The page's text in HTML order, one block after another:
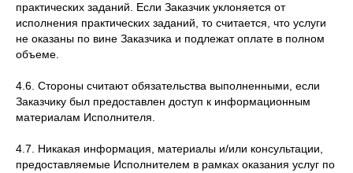
практических заданий. Если Заказчик уклоняется от
исполнения практических заданий, то считается, что услуги
не оказаны по вине Заказчика и подлежат оплате в полном
объеме.
4.6. Стороны считают обязательства выполненными, если
Заказчику был предоставлен доступ к информационным
материалам Исполнителя.
4.7. Никакая информация, материалы и/или консультации,
предоставляемые Исполнителем в рамках оказания услуг по